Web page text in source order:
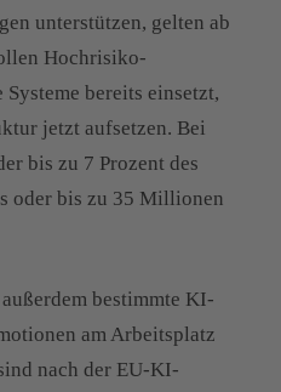
unterstützen, gelten ab
Hochrisiko-
bereits einsetzt,
jetzt aufsetzen. Bei
bis zu 7 Prozent des
oder bis zu 35 Millionen
bestimmte KI-
am Arbeitsplatz
nach der EU-KI-